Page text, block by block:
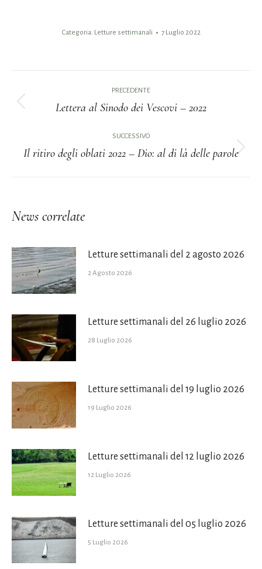
Categoria: Letture settimanali 7 Luglio 2022
tra
post
PRECEDENTE
Post
precedente:
Lettera al Sinodo dei Vescovi – 2022
SUCCESSIVO
Prossimo
Il ritiro degli oblati 2022 – Dio: al di là delle parole
News correlate
Letture settimanali del 2 agosto 2026
2 Agosto 2026
Letture settimanali del 26 luglio 2026
28 Luglio 2026
Letture settimanali del 19 luglio 2026
19 Luglio 2026
Letture settimanali del 12 luglio 2026
12 Luglio 2026
Letture settimanali del 05 luglio 2026
5 Luglio 2026